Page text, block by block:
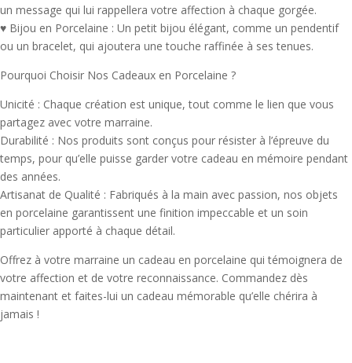
un message qui lui rappellera votre affection à chaque gorgée.
♥ Bijou en Porcelaine : Un petit bijou élégant, comme un pendentif
ou un bracelet, qui ajoutera une touche raffinée à ses tenues.
Pourquoi Choisir Nos Cadeaux en Porcelaine ?
Unicité : Chaque création est unique, tout comme le lien que vous
partagez avec votre marraine.
Durabilité : Nos produits sont conçus pour résister à l’épreuve du
temps, pour qu’elle puisse garder votre cadeau en mémoire pendant
des années.
Artisanat de Qualité : Fabriqués à la main avec passion, nos objets
en porcelaine garantissent une finition impeccable et un soin
particulier apporté à chaque détail.
Offrez à votre marraine un cadeau en porcelaine qui témoignera de
votre affection et de votre reconnaissance. Commandez dès
maintenant et faites-lui un cadeau mémorable qu’elle chérira à
jamais !